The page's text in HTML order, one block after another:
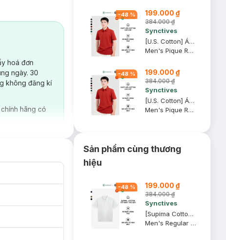
hoá đơn
ngày. 30
không đăng kí
hãng có
-48 % 199.000 ₫
384.000 ₫
Synctives
[U.S. Cotton] Áo Polo Nam Synctives Regular Fit, Ðỏ, 2XL - CMPO0008
Men's Pique Regular Fit Classic Polo Shirt
-48 % 199.000 ₫
384.000 ₫
Synctives
[U.S. Cotton] Áo Polo Nam Synctives Regular Fit, Ðỏ, L - CMPO0008
Men's Pique Regular Fit Classic Polo Shirt
Sản phẩm cùng thương
hiệu
-48 % 199.000 ₫
384.000 ₫
Synctives
[Supima Cotton] Áo Polo Nam Synctives Regular Fit, Trắng, M - CMPO0012
Men's Regular Fit Polo Shirt